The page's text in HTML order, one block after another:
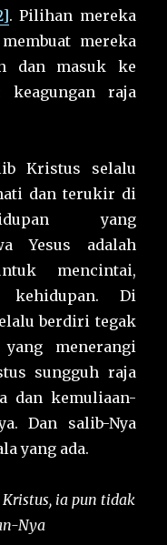
. Pilihan mereka
mereka
dan masuk ke
keagungan raja
Kristus selalu
dan terukir di
yang
Yesus adalah
mencintai,
kehidupan. Di
berdiri tegak
yang menerangi
sungguh raja
dan kemuliaan-
Dan salib-Nya
yang ada.
ia pun tidak
Nya